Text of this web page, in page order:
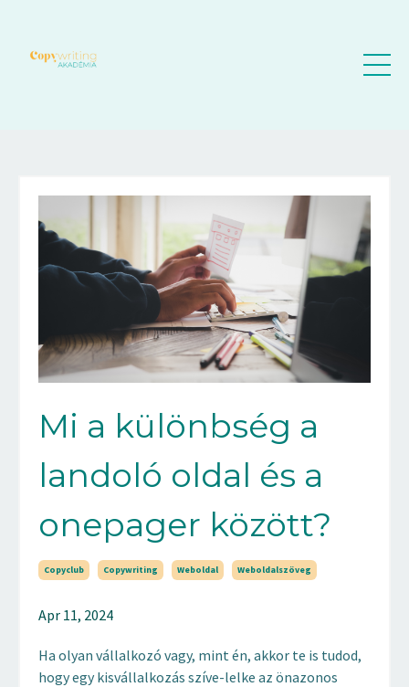
Mi a különbség a
landoló oldal és a
onepager között?
Copyclub Copywriting Weboldal Weboldalszöveg
Apr 11, 2024
Ha olyan vállalkozó vagy, mint én, akkor te is tudod,
hogy egy kisvállalkozás szíve-lelke az önazonos